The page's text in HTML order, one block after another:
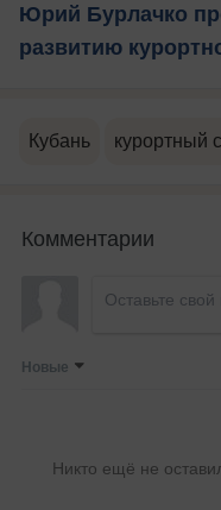
Юрий Бурлачко
развитию
Кубань курортный
Комментарии
Новые
Никто ещё не